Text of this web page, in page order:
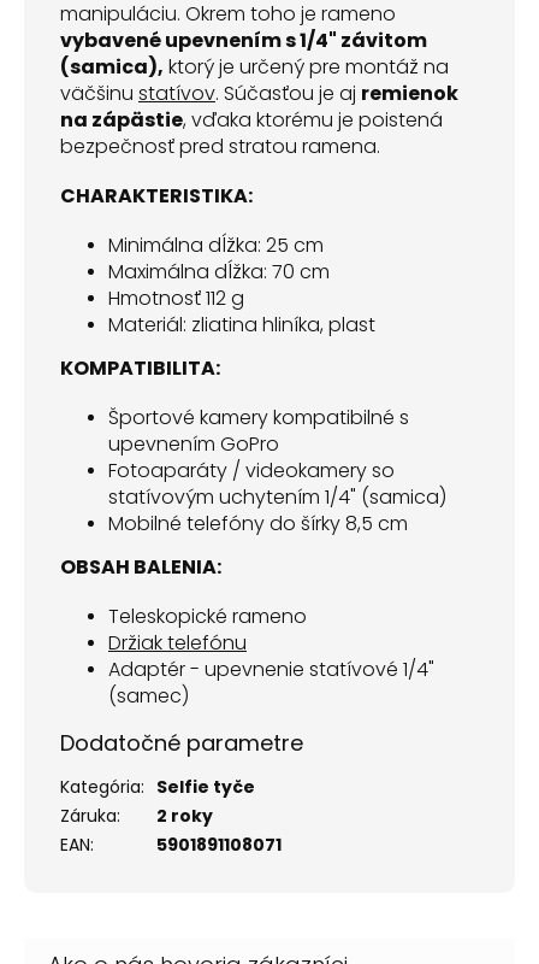
manipuláciu. Okrem toho je rameno
vybavené upevnením s 1/4" závitom
(samica), ktorý je určený pre montáž na
väčšinu statívov. Súčasťou je aj remienok
na zápästie, vďaka ktorému je poistená
bezpečnosť pred stratou ramena.
CHARAKTERISTIKA:
Minimálna dĺžka: 25 cm
Maximálna dĺžka: 70 cm
Hmotnosť 112 g
Materiál: zliatina hliníka, plast
KOMPATIBILITA:
Športové kamery kompatibilné s
upevnením GoPro
Fotoaparáty / videokamery so
statívovým uchytením 1/4" (samica)
Mobilné telefóny do šírky 8,5 cm
OBSAH BALENIA:
Teleskopické rameno
Držiak telefónu
Adaptér - upevnenie statívové 1/4"
(samec)
Dodatočné parametre
Kategória: Selfie tyče
Záruka:
2 roky
EAN: 5901891108071